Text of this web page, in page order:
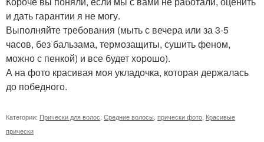
и дать гарантии я не могу.
Выполняйте требования (мыть с вечера или за 3-5
часов, без бальзама, термозащиты, сушить феном,
можно с пенкой) и все будет хорошо).
А на фото красивая моя укладочка, которая держалась
до победного.
Категории: Прически для волос Средние волосы прически фото Красивые
прически